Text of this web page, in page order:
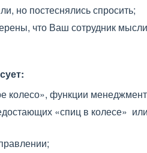
но постеснялись спросить;
что Ваш сотрудник
колесо», функции
«спиц в колесе»